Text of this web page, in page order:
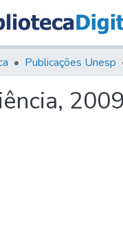
Publicações Unesp